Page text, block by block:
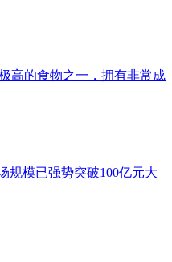
高的食物之一，拥有非常成
规模已强势突破100亿元大